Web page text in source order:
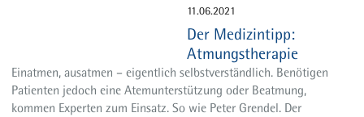
11.06.2021
Der Medizintipp:
Atmungstherapie
Einatmen, ausatmen – eigentlich selbstverständlich. Benötigen
Patienten jedoch eine Atemunterstützung oder Beatmung,
kommen Experten zum Einsatz. So wie Peter Grendel. Der